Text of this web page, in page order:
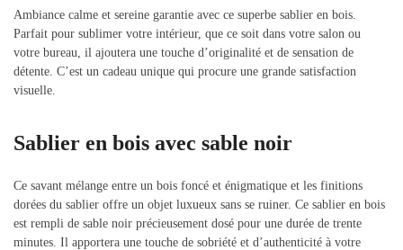
Ambiance calme et sereine garantie avec ce superbe sablier en bois.
Parfait pour sublimer votre intérieur, que ce soit dans votre salon ou
votre bureau, il ajoutera une touche d’originalité et de sensation de
détente. C’est un cadeau unique qui procure une grande satisfaction
visuelle.
Sablier en bois avec sable noir
Ce savant mélange entre un bois foncé et énigmatique et les finitions
dorées du sablier offre un objet luxueux sans se ruiner. Ce sablier en bois
est rempli de sable noir précieusement dosé pour une durée de trente
minutes. Il apportera une touche de sobriété et d’authenticité à votre